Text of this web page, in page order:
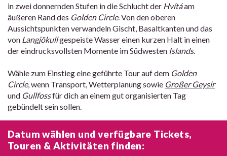
in zwei donnernden Stufen in die Schlucht der Hvítáam
äußeren Rand des Golden Circle. Von den oberen
Aussichtspunkten verwandeln Gischt, Basaltkanten und das
von Langjökullgespeiste Wasser einen kurzen Halt in einen
der eindrucksvollsten Momente im Südwesten Islands.
Wähle zum Einstieg eine geführte Tour auf dem Golden
Circle, wenn Transport, Wetterplanung sowie Großer Geysir
und Gullfossfür dich an einem gut organisierten Tag
gebündelt sein sollen.
Datum wählen und verfügbare Tickets,
Touren & Aktivitäten finden: